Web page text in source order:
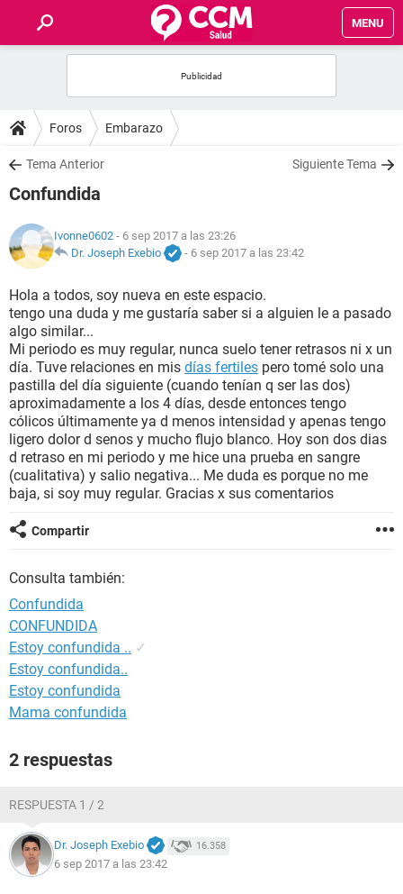
MENU
FOROS
SALUD
NUTRICIÓN
BIENESTAR
SEXUALIDAD
GLOSARIO
Foros Embarazo
Tema Anterior Siguiente Tema
Confundida
Ivonne0602 - 6 sep 2017 a las 23:26
Dr. Joseph Exebio
- 6 sep 2017 a las 23:42
Hola a todos, soy nueva en este espacio.
tengo una duda y me gustaría saber si a alguien le a pasado
algo similar...
Mi periodo es muy regular, nunca suelo tener retrasos ni x un
día. Tuve relaciones en mis días fertiles pero tomé solo una
pastilla del día siguiente (cuando tenían q ser las dos)
aproximadamente a los 4 días, desde entonces tengo
cólicos últimamente ya d menos intensidad y apenas tengo
ligero dolor d senos y mucho flujo blanco. Hoy son dos dias
d retraso en mi periodo y me hice una prueba en sangre
(cualitativa) y salio negativa... Me duda es porque no me
baja, si soy muy regular. Gracias x sus comentarios
Compartir
Consulta también:
Confundida
CONFUNDIDA
Estoy confundida .. ✓
Estoy confundida..
Estoy confundida
Mama confundida
2 respuestas
RESPUESTA 1 / 2
Dr. Joseph Exebio 16.358
6 sep 2017 a las 23:42